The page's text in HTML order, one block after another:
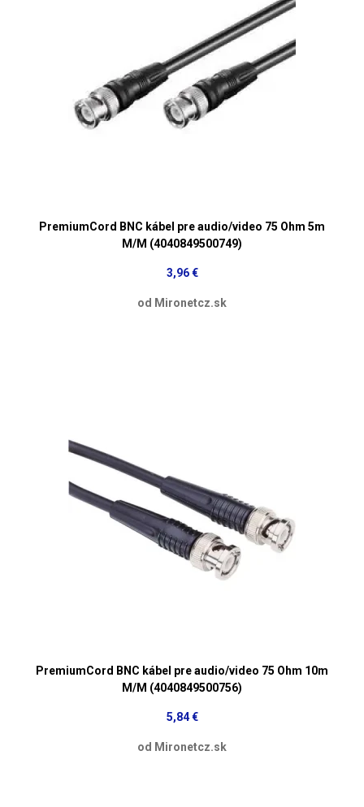
PremiumCord BNC kábel pre audio/video 75 Ohm 5m
M/M (4040849500749)
3,96 €
od Mironetcz.sk
PremiumCord BNC kábel pre audio/video 75 Ohm 10m
M/M (4040849500756)
5,84 €
od Mironetcz.sk